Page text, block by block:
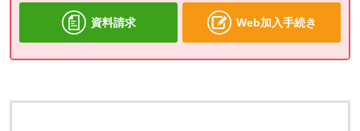
資料請求 Web加入手続き